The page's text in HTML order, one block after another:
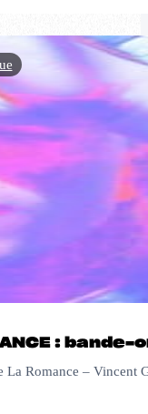
:
Romance – Vincent